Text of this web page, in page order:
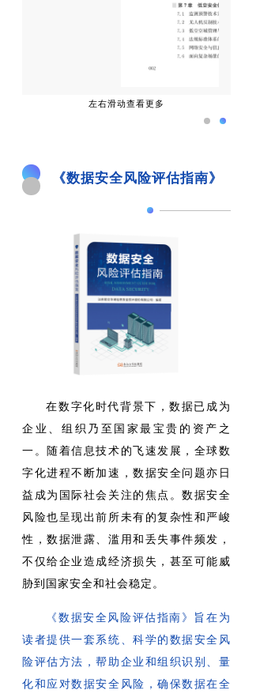
左右滑动查看更多
《数据安全风险评估指南》
在数字化时代背景下，数据已成为
企业、组织乃至国家最宝贵的资产之
一。随着信息技术的飞速发展，全球数
字化进程不断加速，数据安全问题亦日
益成为国际社会关注的焦点。数据安全
风险也呈现出前所未有的复杂性和严峻
性，数据泄露、滥用和丢失事件频发，
不仅给企业造成经济损失，甚至可能威
胁到国家安全和社会稳定。
《数据安全风险评估指南》旨在为
读者提供一套系统、科学的数据安全风
险评估方法，帮助企业和组织识别、量
化和应对数据安全风险，确保数据在全